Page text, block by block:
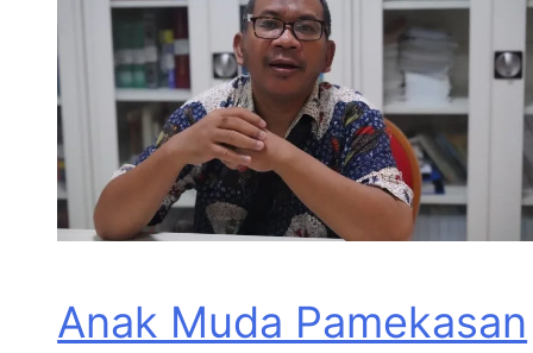
Anak Muda Pamekasan